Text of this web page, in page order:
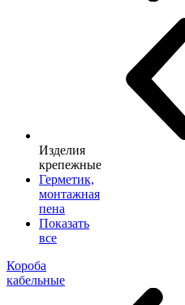
Изделия
крепежные
Герметик,
монтажная
пена
Показать
все
Короба
кабельные